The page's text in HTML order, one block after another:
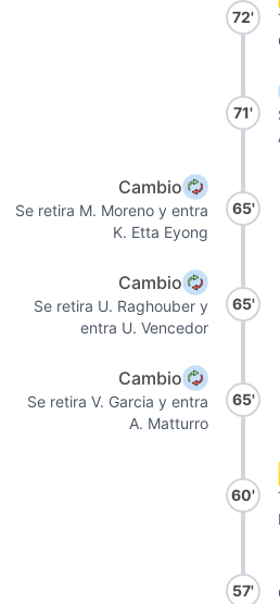
72'
71'
Cambio
Se retira M. Moreno y entra
K. Etta Eyong
65'
Cambio
Se retira U. Raghouber y
entra U. Vencedor
65'
Cambio
Se retira V. Garcia y entra
A. Matturro
65'
60'
57'